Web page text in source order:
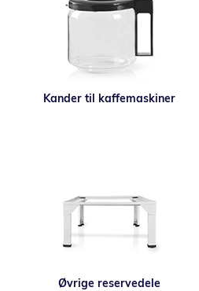
Kander til kaffemaskiner
Øvrige reservedele